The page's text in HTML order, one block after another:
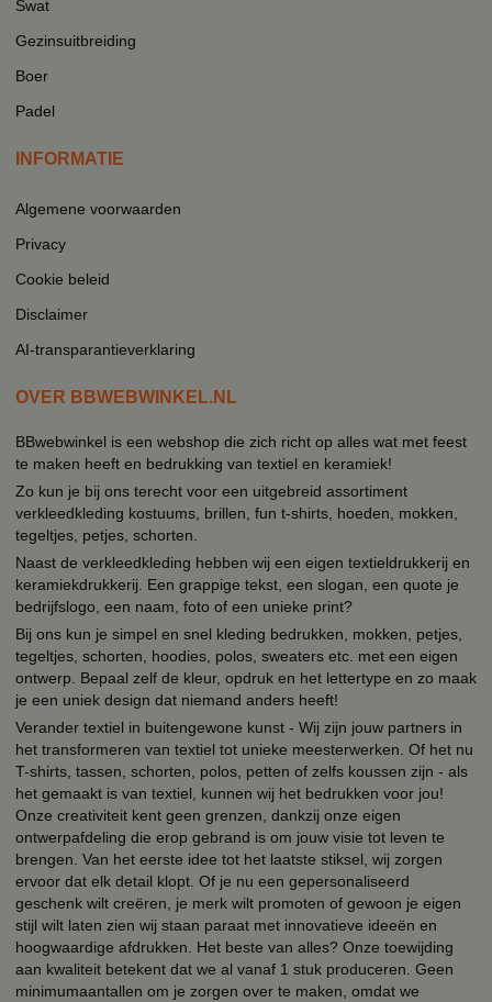
Swat
Gezinsuitbreiding
Boer
Padel
INFORMATIE
Algemene voorwaarden
Privacy
Cookie beleid
Disclaimer
AI-transparantieverklaring
OVER BBWEBWINKEL.NL
BBwebwinkel is een webshop die zich richt op alles wat met feest
te maken heeft en bedrukking van textiel en keramiek!
Zo kun je bij ons terecht voor een uitgebreid assortiment
verkleedkleding kostuums, brillen, fun t-shirts, hoeden, mokken,
tegeltjes, petjes, schorten.
Naast de verkleedkleding hebben wij een eigen textieldrukkerij en
keramiekdrukkerij. Een grappige tekst, een slogan, een quote je
bedrijfslogo, een naam, foto of een unieke print?
Bij ons kun je simpel en snel kleding bedrukken, mokken, petjes,
tegeltjes, schorten, hoodies, polos, sweaters etc. met een eigen
ontwerp. Bepaal zelf de kleur, opdruk en het lettertype en zo maak
je een uniek design dat niemand anders heeft!
Verander textiel in buitengewone kunst - Wij zijn jouw partners in
het transformeren van textiel tot unieke meesterwerken. Of het nu
T-shirts, tassen, schorten, polos, petten of zelfs koussen zijn - als
het gemaakt is van textiel, kunnen wij het bedrukken voor jou!
Onze creativiteit kent geen grenzen, dankzij onze eigen
ontwerpafdeling die erop gebrand is om jouw visie tot leven te
brengen. Van het eerste idee tot het laatste stiksel, wij zorgen
ervoor dat elk detail klopt. Of je nu een gepersonaliseerd
geschenk wilt creëren, je merk wilt promoten of gewoon je eigen
stijl wilt laten zien wij staan paraat met innovatieve ideeën en
hoogwaardige afdrukken. Het beste van alles? Onze toewijding
aan kwaliteit betekent dat we al vanaf 1 stuk produceren. Geen
minimumaantallen om je zorgen over te maken, omdat we